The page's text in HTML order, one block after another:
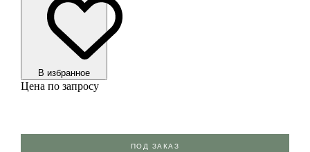
В избранноe
Цена по запросу
ПОД ЗАКАЗ